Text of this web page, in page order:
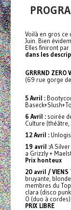
Voilà en gros ce
Juin. Bien
Elles finiront
dans les
GRRRND ZERO
(69 rue gorge
5 Avril :
6 Avril :soirée
Culture
12 Avril :
19 avril :A
a Grizzly +
Prix honteux
20 avril / VIENS
bruyante,
membres du
clara (disco
O (duo à cordes)
PRIX LIBRE